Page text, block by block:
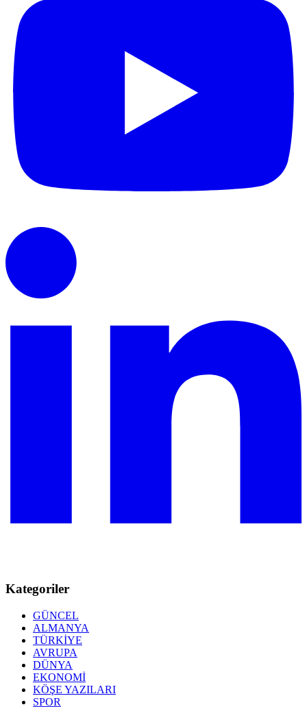
Kategoriler
GÜNCEL
ALMANYA
TÜRKİYE
AVRUPA
DÜNYA
EKONOMİ
KÖŞE YAZILARI
SPOR